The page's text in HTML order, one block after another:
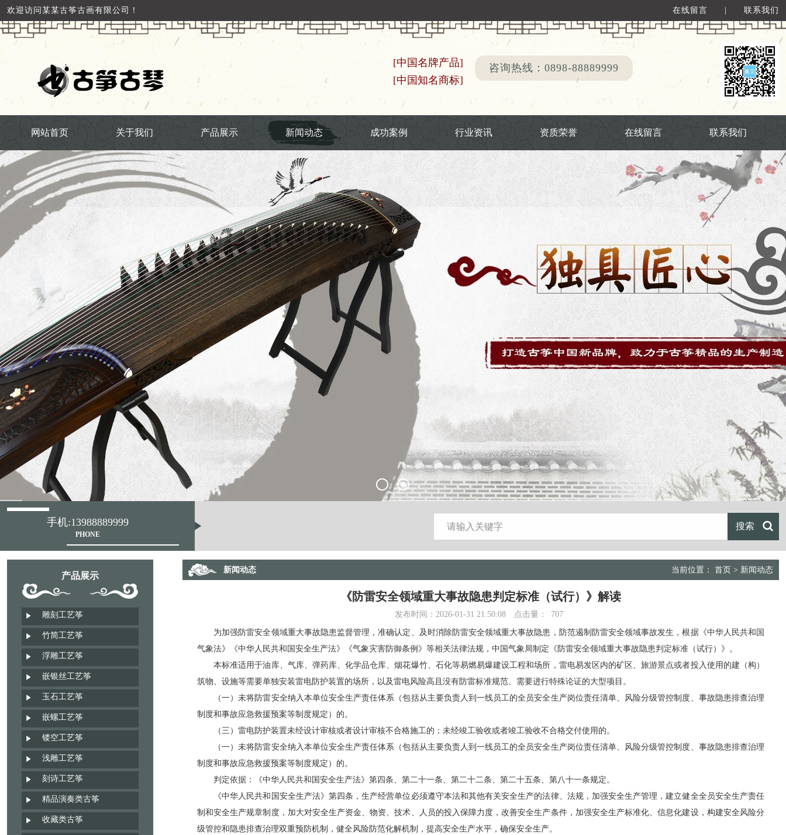
欢迎访问某某古筝古画有限公司！ 在线留言 联系我们
[中国名牌产品]
[中国知名商标]
咨询热线：0898-88889999
网站首页 关于我们 产品展示 新闻动态 成功案例 行业资讯 资质荣誉 在线留言 联系我们
手机:13988889999
PHONE
产品展示
雕刻工艺筝
竹简工艺筝
浮雕工艺筝
嵌银丝工艺筝
玉石工艺筝
嵌螺工艺筝
镂空工艺筝
浅雕工艺筝
刻诗工艺筝
精品演奏类古筝
收藏类古筝
当前位置： 首页 > 新闻动态
新闻动态
《防雷安全领域重大事故隐患判定标准（试行）》解读
发布时间：2026-01-31 21:50:08 点击量： 707
为加强防雷安全领域重大事故隐患监督管理，准确认定、及时消除防雷安全领域重大事故隐患，防范遏制防雷安全领域事故发生，根据《中华人民共和国
气象法》《中华人民共和国安全生产法》《气象灾害防御条例》等相关法律法规，中国气象局制定《防雷安全领域重大事故隐患判定标准（试行）》。
本标准适用于油库、气库、弹药库、化学品仓库、烟花爆竹、石化等易燃易爆建设工程和场所，雷电易发区内的矿区、旅游景点或者投入使用的建（构）
筑物、设施等需要单独安装雷电防护装置的场所，以及雷电风险高且没有防雷标准规范、需要进行特殊论证的大型项目。
（一）未将防雷安全纳入本单位安全生产责任体系（包括从主要负责人到一线员工的全员安全生产岗位责任清单、风险分级管控制度、事故隐患排查治理
制度和事故应急救援预案等制度规定）的。
（三）雷电防护装置未经设计审核或者设计审核不合格施工的；未经竣工验收或者竣工验收不合格交付使用的。
（一）未将防雷安全纳入本单位安全生产责任体系（包括从主要负责人到一线员工的全员安全生产岗位责任清单、风险分级管控制度、事故隐患排查治理
制度和事故应急救援预案等制度规定）的。
判定依据：《中华人民共和国安全生产法》第四条、第二十一条、第二十二条、第二十五条、第八十一条规定。
《中华人民共和国安全生产法》第四条，生产经营单位必须遵守本法和其他有关安全生产的法律、法规，加强安全生产管理，建立健全全员安全生产责任
制和安全生产规章制度，加大对安全生产资金、物资、技术、人员的投入保障力度，改善安全生产条件，加强安全生产标准化、信息化建设，构建安全风险分
级管控和隐患排查治理双重预防机制，健全风险防范化解机制，提高安全生产水平，确保安全生产。